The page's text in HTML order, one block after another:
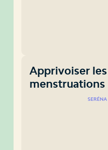
Apprivoiser
menstruations
SERÉNA